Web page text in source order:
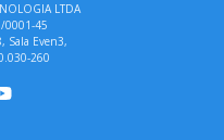
LTDA
0001-45
Sala Even3,
260